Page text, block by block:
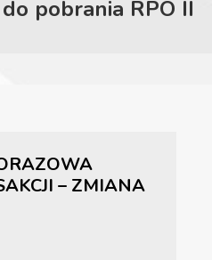
pobrania RPO II
– ZMIANA